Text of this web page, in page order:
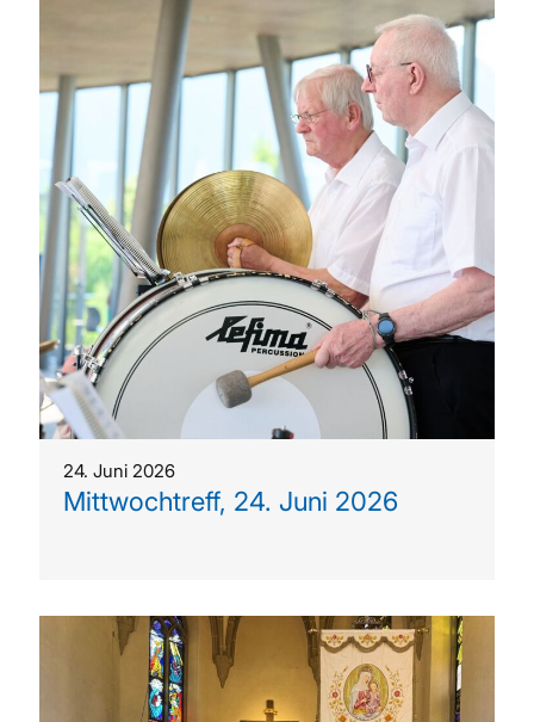
24. Juni 2026
Mittwochtreff, 24. Juni 2026